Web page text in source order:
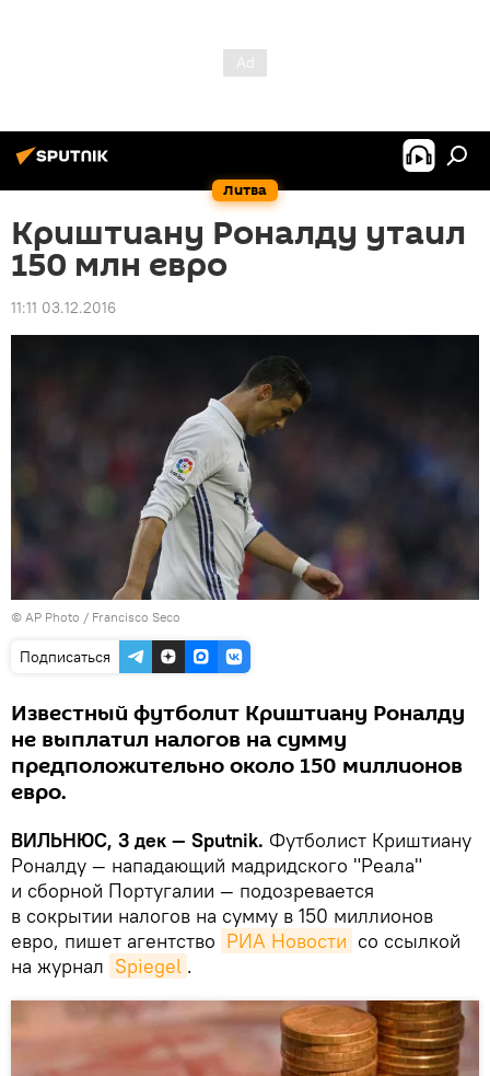
Литва
Криштиану Роналду утаил
150 млн евро
11:11 03.12.2016
© AP Photo / Francisco Seco
Подписаться
Известный футболит Криштиану Роналду
не выплатил налогов на сумму
предположительно около 150 миллионов
евро.
ВИЛЬНЮС, 3 дек — Sputnik. Футболист Криштиану
Роналду — нападающий мадридского "Реала"
и сборной Португалии — подозревается
в сокрытии налогов на сумму в 150 миллионов
евро, пишет агентство РИА Новости со ссылкой
на журнал Spiegel .